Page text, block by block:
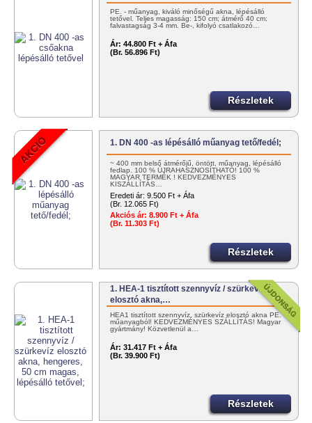
PE. - műanyag, kiváló minőségű akna, lépésálló
tetővel. Teljes magasság: 150 cm; átmérő 40 cm;
falvastagság 3-4 mm. Be-, kifolyó csatlakozó…
Ár: 44.800 Ft + Áfa
(Br. 56.896 Ft)
Részletek
1. DN 400 -as lépésálló műanyag tető/fedél;
~ 400 mm belső átmérőjű, öntött, műanyag, lépésálló
fedlap. 100 % ÚJRAHASZNOSÍTHATÓ! 100 %
MAGYAR TERMÉK ! KEDVEZMÉNYES
KISZÁLLÍTÁS…
Eredeti ár: 9.500 Ft + Áfa
(Br. 12.065 Ft)
Akciós ár: 8.900 Ft + Áfa
(Br. 11.303 Ft)
Részletek
1. HEA-1 tisztított szennyvíz / szürkevíz
elosztó akna,…
HEA1 tisztított szennyvíz, szürkevíz elosztó akna PE.
műanyagból! KEDVEZMÉNYES SZÁLLÍTÁS! Magyar
gyártmány! Közvetlenül a…
Ár: 31.417 Ft + Áfa
(Br. 39.900 Ft)
Részletek